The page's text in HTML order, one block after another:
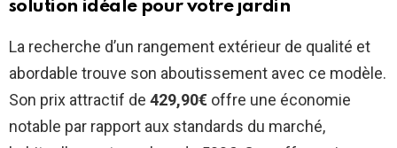
solution idéale pour votre jardin
La recherche d’un rangement extérieur de qualité et
abordable trouve son aboutissement avec ce modèle.
Son prix attractif de 429,90€ offre une économie
notable par rapport aux standards du marché,